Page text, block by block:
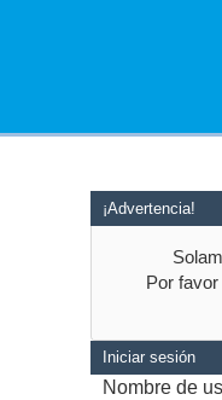
¡Advertencia!
Por
Iniciar sesión
Nombre de